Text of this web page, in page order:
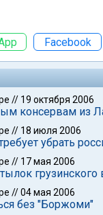
Facebook
// 19 октября 2006
консервам из
// 18 июля 2006
убрать
// 17 мая 2006
грузинского
//04 мая 2006
без "Боржоми"